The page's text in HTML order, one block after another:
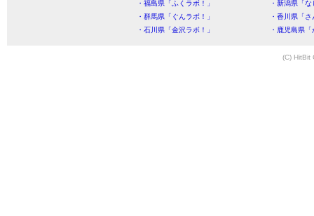
・福島県「ふくラボ！」
・新潟県「
・群馬県「ぐんラボ！」
・香川県「
・石川県「金沢ラボ！」
・鹿児島県
(C) HitBit